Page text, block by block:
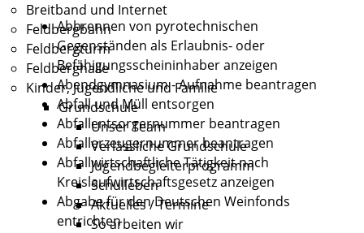
Breitband und Internet
Feldbergbahn
Feldbergturm
Feldberghalle
Kinder, Jugendliche und Familie
Grundschule
Unser Team
Verlässliche Grundschule
Jugendbegleiterprogramm
Schulleben
Aktuelles / Termine
So arbeiten wir
Abbrennen von pyrotechnischen
Gegenständen als Erlaubnis- oder
Befähigungsscheininhaber anzeigen
Abendgymnasium - Aufnahme beantragen
Abfall und Müll entsorgen
Abfallentsorgernummer beantragen
Abfallerzeugernummer beantragen
Abfallwirtschaftliche Tätigkeit nach
Kreislaufwirtschaftsgesetz anzeigen
Abgabe für den Deutschen Weinfonds
entrichten